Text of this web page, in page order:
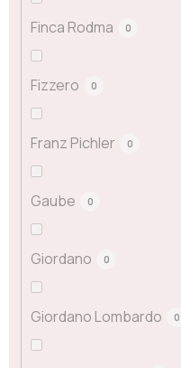
Finca Rodma 0
Fizzero 0
Franz Pichler 0
Gaube 0
Giordano 0
Giordano Lombardo 0